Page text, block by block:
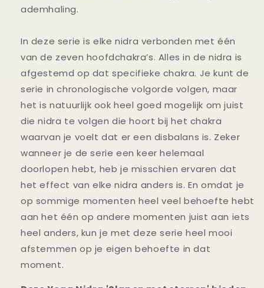
ademhaling.
In deze serie is elke nidra verbonden met één
van de zeven hoofdchakra’s. Alles in de nidra is
afgestemd op dat specifieke chakra. Je kunt de
serie in chronologische volgorde volgen, maar
het is natuurlijk ook heel goed mogelijk om juist
die nidra te volgen die hoort bij het chakra
waarvan je voelt dat er een disbalans is. Zeker
wanneer je de serie een keer helemaal
doorlopen hebt, heb je misschien ervaren dat
het effect van elke nidra anders is. En omdat je
op sommige momenten heel veel behoefte hebt
aan het één op andere momenten juist aan iets
heel anders, kun je met deze serie heel mooi
afstemmen op je eigen behoefte in dat
moment.